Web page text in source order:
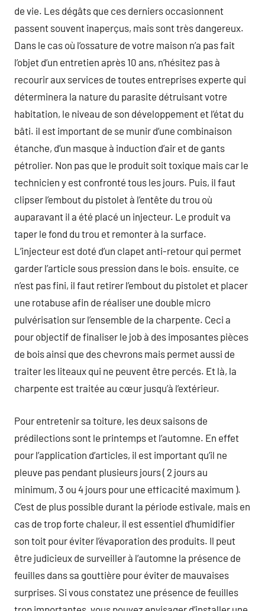
de vie. Les dégâts que ces derniers occasionnent
passent souvent inaperçus, mais sont très dangereux.
Dans le cas où l’ossature de votre maison n’a pas fait
l’objet d’un entretien après 10 ans, n’hésitez pas à
recourir aux services de toutes entreprises experte qui
déterminera la nature du parasite détruisant votre
habitation, le niveau de son développement et l’état du
bâti. il est important de se munir d’une combinaison
étanche, d’un masque à induction d’air et de gants
pétrolier. Non pas que le produit soit toxique mais car le
technicien y est confronté tous les jours. Puis, il faut
clipser l’embout du pistolet à l’entête du trou où
auparavant il a été placé un injecteur. Le produit va
taper le fond du trou et remonter à la surface.
L’injecteur est doté d’un clapet anti-retour qui permet
garder l’article sous pression dans le bois. ensuite, ce
n’est pas fini, il faut retirer l’embout du pistolet et placer
une rotabuse afin de réaliser une double micro
pulvérisation sur l’ensemble de la charpente. Ceci a
pour objectif de finaliser le job à des imposantes pièces
de bois ainsi que des chevrons mais permet aussi de
traiter les liteaux qui ne peuvent être percés. Et là, la
charpente est traitée au cœur jusqu’à l’extérieur.
Pour entretenir sa toiture, les deux saisons de
prédilections sont le printemps et l’automne. En effet
pour l’application d’articles, il est important qu’il ne
pleuve pas pendant plusieurs jours ( 2 jours au
minimum, 3 ou 4 jours pour une efficacité maximum ).
C’est de plus possible durant la période estivale, mais en
cas de trop forte chaleur, il est essentiel d’humidifier
son toit pour éviter l’évaporation des produits. Il peut
être judicieux de surveiller à l’automne la présence de
feuilles dans sa gouttière pour éviter de mauvaises
surprises. Si vous constatez une présence de feuilles